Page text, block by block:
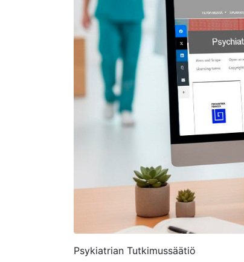
Psykiatrian Tutkimussäätiö